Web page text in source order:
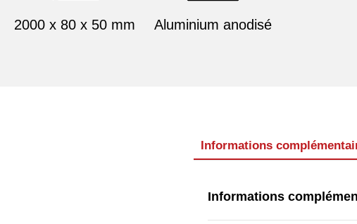
2000 x 80 x 50 mm Aluminium anodisé
Informations
Informations